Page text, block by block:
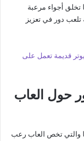
تخلق أجواء مرعبة
دور في تعزيز
ى
حول العاب
والتي تخص العاب رعب